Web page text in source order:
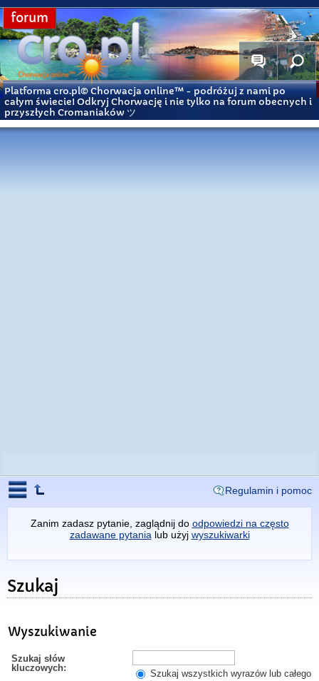
forum
Platforma cro.pl© Chorwacja online™ - podróżuj z nami po
całym świecie! Odkryj Chorwację i nie tylko na forum obecnych i
przyszłych Cromaniaków ツ
Regulamin i pomoc
Zanim zadasz pytanie, zaglądnij do odpowiedzi na często
zadawane pytania lub użyj wyszukiwarki
Szukaj
Wyszukiwanie
Szukaj słów
kluczowych:
Szukaj wszystkich wyrazów lub całego